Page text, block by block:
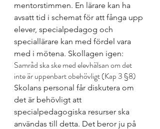
mentorstimmen. En lärare kan ha
avsatt tid i schemat för att fånga upp
elever, specialpedagog och
speciallärare kan med fördel vara
med i mötena. Skollagen igen:
Samråd ska ske med elevhälsan om det
inte är uppenbart obehövligt (Kap 3 §8)
Skolans personal får diskutera om
det är behövligt att
specialpedagogiska resurser ska
användas till detta. Det beror ju på